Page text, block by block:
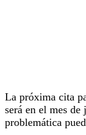
La próxima cita
será en el mes de
problemática